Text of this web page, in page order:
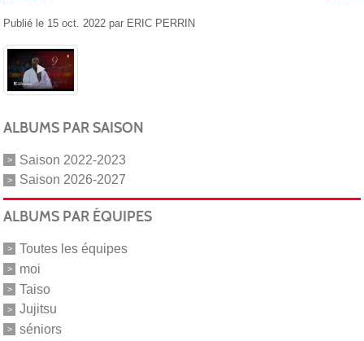
Publié le 15 oct. 2022 par ERIC PERRIN
ALBUMS PAR SAISON
Saison 2022-2023
Saison 2026-2027
ALBUMS PAR ÉQUIPES
Toutes les équipes
moi
Taiso
Jujitsu
séniors